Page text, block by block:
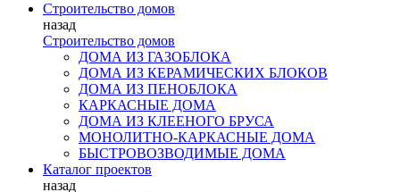
Строительство домов
назад
Строительство домов
ДОМА ИЗ ГАЗОБЛОКА
ДОМА ИЗ КЕРАМИЧЕСКИХ БЛОКОВ
ДОМА ИЗ ПЕНОБЛОКА
КАРКАСНЫЕ ДОМА
ДОМА ИЗ КЛЕЕНОГО БРУСА
МОНОЛИТНО-КАРКАСНЫЕ ДОМА
БЫСТРОВОЗВОДИМЫЕ ДОМА
Каталог проектов
назад